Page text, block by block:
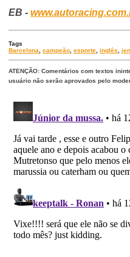
EB -
Tags
Barcelona
,campeão ,esporte ,inglês ,
ATENÇÃO: Comentários com textos
usuário não serão aprovados pelo